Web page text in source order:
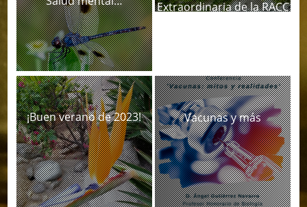
Extraordinaria de la RACC
¡Buen verano de 2023! Vacunas y más